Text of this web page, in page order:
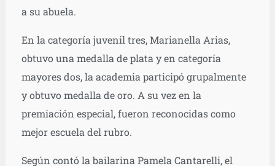
a su abuela.
En la categoría juvenil tres, Marianella Arias,
obtuvo una medalla de plata y en categoría
mayores dos, la academia participó grupalmente
y obtuvo medalla de oro. A su vez en la
premiación especial, fueron reconocidas como
mejor escuela del rubro.
Según contó la bailarina Pamela Cantarelli, el